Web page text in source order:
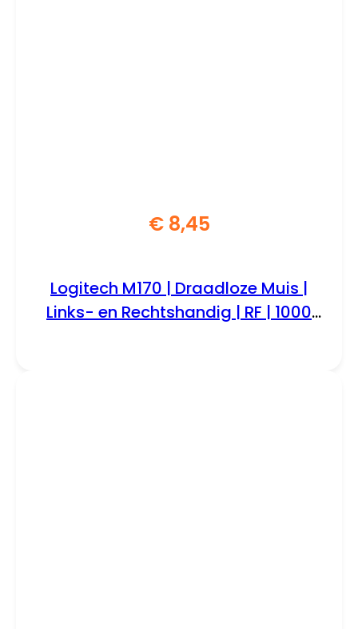
€8,45
Logitech M170 | Draadloze Muis |
Links- en Rechtshandig | RF | 1000